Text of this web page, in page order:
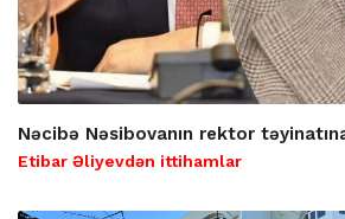
Nəcibə Nəsibovanın rektor
Etibar Əliyevdən ittihamlar